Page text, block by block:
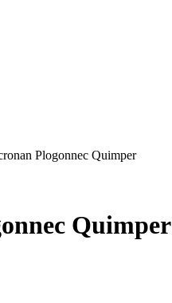
Plogonnec Quimper
Quimper